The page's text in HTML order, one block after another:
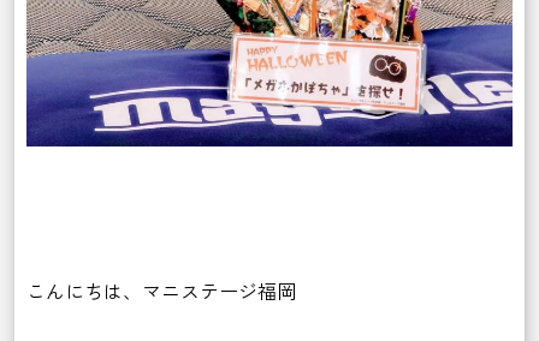
こんにちは、マニステージ福岡